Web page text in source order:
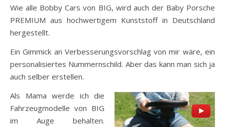
Wie alle Bobby Cars von BIG, wird auch der Baby Porsche
PREMIUM aus hochwertigem Kunststoff in Deutschland
hergestellt.
Ein Gimmick an Verbesserungsvorschlag von mir wäre, ein
personalisiertes Nummernschild. Aber das kann man sich ja
auch selber erstellen.
Als Mama werde ich die
Fahrzeugmodelle von BIG
im Auge behalten.